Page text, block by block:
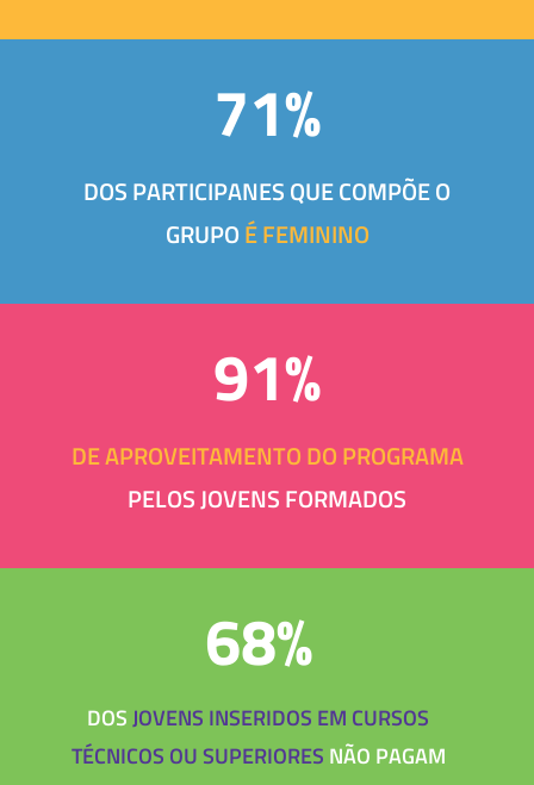
71%
DOS PARTICIPANES QUE COMPÕE O
GRUPOÉ FEMININO
91%
DE APROVEITAMENTO DO PROGRAMA
PELOS JOVENS FORMADOS
68%
DOSJOVENS INSERIDOS EM CURSOS
TÉCNICOS OU SUPERIORES NÃO PAGAM